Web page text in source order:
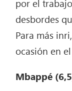
por el
desbordes
Para más
ocasión en
Mbappé